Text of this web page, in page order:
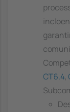
CT6.4,